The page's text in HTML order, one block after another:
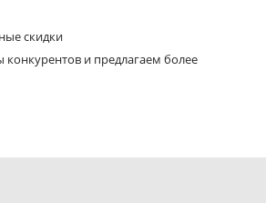
скидки
и предлагаем более